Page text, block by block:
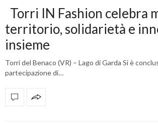
Torri IN Fashion celebra
territorio, solidarietà e
insieme
Torri del Benaco (VR) – Lago di Garda Si è
partecipazione di…